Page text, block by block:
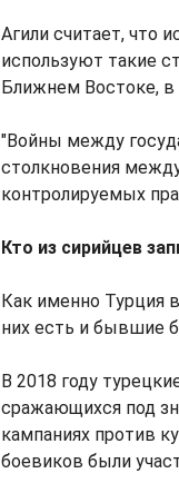
Агили считает, что
используют такие
Ближнем Востоке, в
"Войны между
столкновения
контролируемых
Кто из сирийцев
Как именно Турция
них есть и бывшие
В 2018 году
сражающихся под
кампаниях против
боевиков были